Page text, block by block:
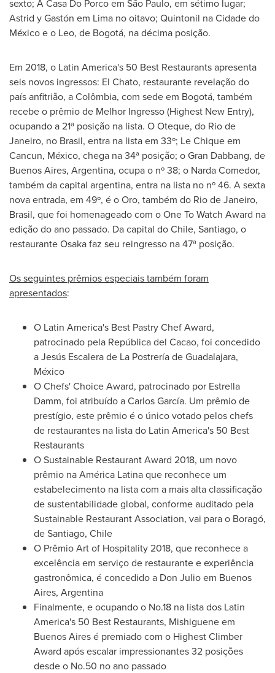
sexto; A Casa Do Porco em São Paulo, em sétimo lugar;
Astrid y Gastón em Lima no oitavo; Quintonil na Cidade do
México e o Leo, de Bogotá, na décima posição.
Em 2018, o Latin America's 50 Best Restaurants apresenta
seis novos ingressos: El Chato, restaurante revelação do
país anfitrião, a Colômbia, com sede em Bogotá, também
recebe o prêmio de Melhor Ingresso (Highest New Entry),
ocupando a 21ª posição na lista. O Oteque, do Rio de
Janeiro, no Brasil, entra na lista em 33º; Le Chiqueem
Cancun, México, chega na 34ª posição; o Gran Dabbang, de
Buenos Aires, Argentina, ocupa o nº 38; o Narda Comedor,
também da capital argentina, entra na lista no nº 46. A sexta
nova entrada, em 49º, é o Oro, também do Rio de Janeiro,
Brasil, que foi homenageado com o One To Watch Award na
edição do ano passado. Da capital doChile, Santiago, o
restauranteOsakafaz seu reingresso na 47ª posição.
Os seguintes prêmios especiais também foram
apresentados:
O Latin America's Best Pastry Chef Award,
patrocinado pela República del Cacao, foi concedido
a Jesús Escalera de La Postrería deGuadalajara,
México
O Chefs' Choice Award, patrocinado por Estrella
Damm, foi atribuído a Carlos García. Um prêmio de
prestígio, este prêmio é o único votado pelos chefs
de restaurantes na lista do Latin America's 50 Best
Restaurants
O Sustainable Restaurant Award 2018, um novo
prêmio na América Latina que reconhece um
estabelecimento na lista com a mais alta classificação
de sustentabilidade global, conforme auditado pela
Sustainable Restaurant Association, vai para o Boragó,
deSantiago, Chile
O Prêmio Art of Hospitality 2018, que reconhece a
excelência em serviço de restaurante e experiência
gastronômica, é concedido a Don Julioem Buenos
Aires, Argentina
Finalmente, e ocupando o No.18 na lista dos Latin
America's 50 Best Restaurants, Mishiguene em
Buenos Airesé premiado com o Highest Climber
Award após escalar impressionantes 32 posições
desde o No.50 no ano passado